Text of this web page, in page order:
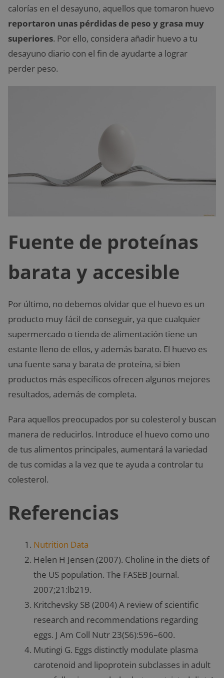
calorías en el desayuno, aquellos que tomaron huevo
reportaron unas pérdidas de peso y grasa muy
superiores. Por ello, considera añadir huevo a tu
desayuno diario con el fin de ayudarte a lograr
perder peso.
Fuente de proteínas
barata y accesible
Por último, no debemos olvidar que el huevo es un
producto muy fácil de conseguir, ya que cualquier
supermercado o tienda de alimentación tiene un
estante lleno de ellos, y además barato. El huevo es
una fuente sana y barata de proteína, si bien
productos más específicos ofrecen algunos mejores
resultados, además de completa.
Para aquellos preocupados por su colesterol y buscan
manera de reducirlos. Introduce el huevo como uno
de tus alimentos principales, aumentará la variedad
de tus comidas a la vez que te ayuda a controlar tu
colesterol.
Referencias
Nutrition Data
Helen H Jensen (2007). Choline in the diets of
the US population. The FASEB Journal.
2007;21:lb219.
Kritchevsky SB (2004) A review of scientific
research and recommendations regarding
eggs. J Am Coll Nutr 23(S6):596–600.
Mutingi G. Eggs distinctly modulate plasma
carotenoid and lipoprotein subclasses in adult